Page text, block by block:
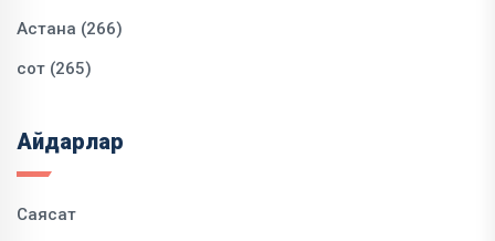
Астана (266)
сот (265)
Айдарлар
Саясат